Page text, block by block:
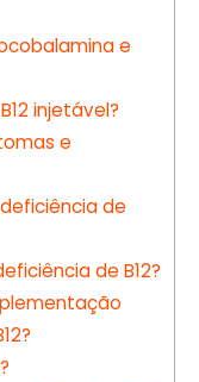
e
injetável?
e
de
de B12?